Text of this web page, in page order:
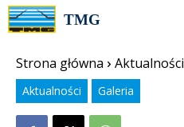
TMG
Strona główna Aktualności
Aktualności Galeria